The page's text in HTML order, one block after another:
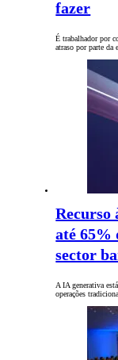
fazer
É trabalhador por
atraso por parte da
Recurso
até 65%
sector
A IA generativa
operações